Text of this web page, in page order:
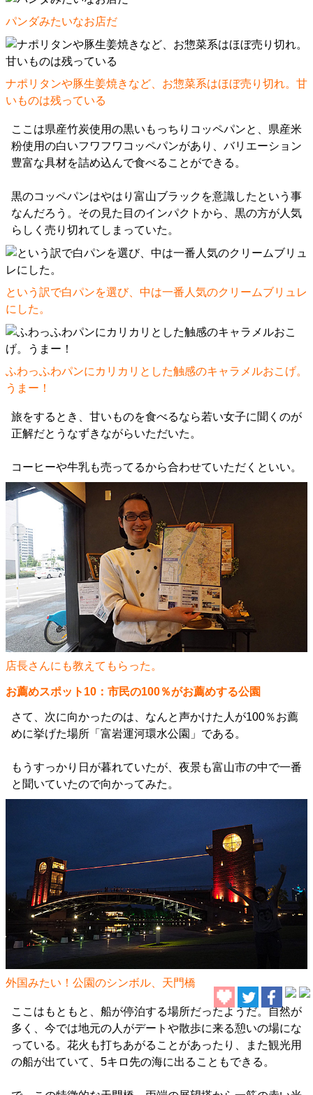
パンダみたいなお店だ
ナポリタンや豚生姜焼きなど、お惣菜系はほぼ売り切れ。甘
いものは残っている
ここは県産竹炭使用の黒いもっちりコッペパンと、県産米
粉使用の白いフワフワコッペパンがあり、バリエーション
豊富な具材を詰め込んで食べることができる。
黒のコッペパンはやはり富山ブラックを意識したという事
なんだろう。その見た目のインパクトから、黒の方が人気
らしく売り切れてしまっていた。
という訳で白パンを選び、中は一番人気のクリームブリュレ
にした。
ふわっふわパンにカリカリとした触感のキャラメルおこげ。
うまー！
旅をするとき、甘いものを食べるなら若い女子に聞くのが
正解だとうなずきながらいただいた。
コーヒーや牛乳も売ってるから合わせていただくといい。
店長さんにも教えてもらった。
お薦めスポット10：市民の100％がお薦めする公園
さて、次に向かったのは、なんと声かけた人が100％お薦
めに挙げた場所「富岩運河環水公園」である。
もうすっかり日が暮れていたが、夜景も富山市の中で一番
と聞いていたので向かってみた。
外国みたい！公園のシンボル、天門橋
ここはもともと、船が停泊する場所だったようだ。自然が
多く、今では地元の人がデートや散歩に来る憩いの場にな
っている。花火も打ちあがることがあったり、また観光用
の船が出ていて、5キロ先の海に出ることもできる。